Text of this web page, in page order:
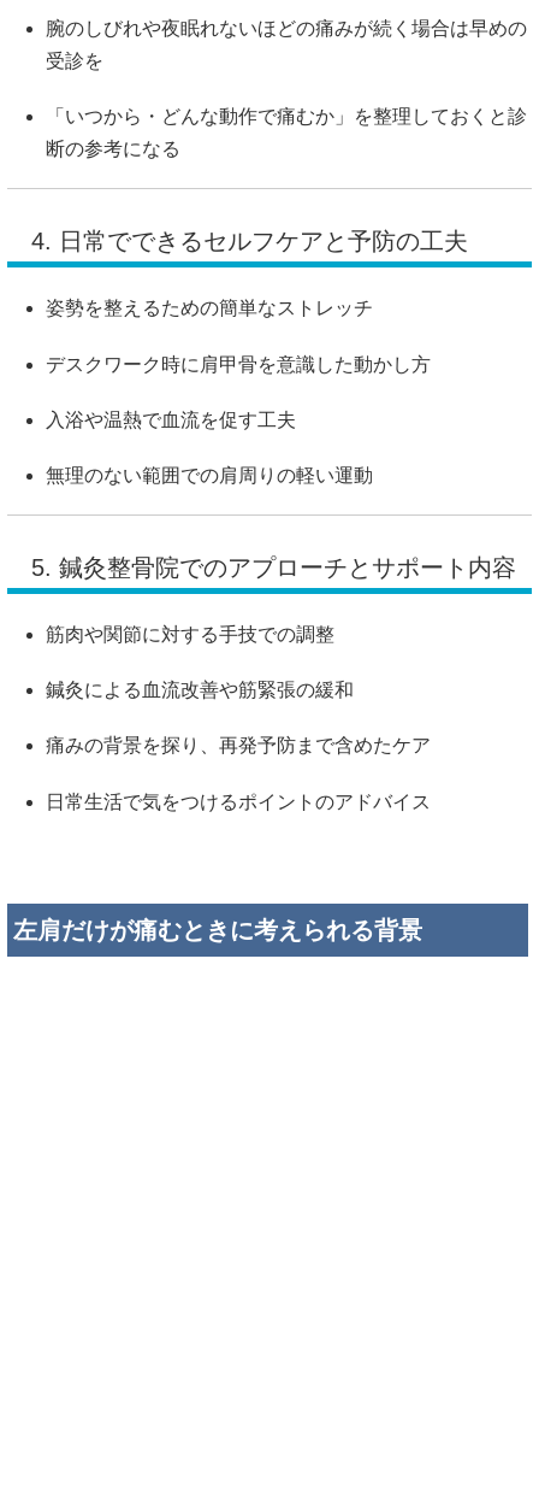
腕のしびれや夜眠れないほどの痛みが続く場合は早めの
受診を
「いつから・どんな動作で痛むか」を整理しておくと診
断の参考になる
4. 日常でできるセルフケアと予防の工夫
姿勢を整えるための簡単なストレッチ
デスクワーク時に肩甲骨を意識した動かし方
入浴や温熱で血流を促す工夫
無理のない範囲での肩周りの軽い運動
5. 鍼灸整骨院でのアプローチとサポート内容
筋肉や関節に対する手技での調整
鍼灸による血流改善や筋緊張の緩和
痛みの背景を探り、再発予防まで含めたケア
日常生活で気をつけるポイントのアドバイス
左肩だけが痛むときに考えられる背景